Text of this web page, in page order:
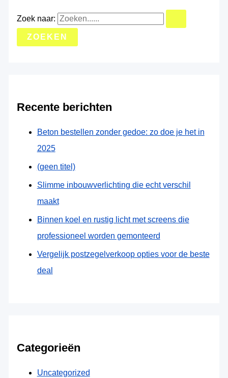
Zoek naar:
Recente berichten
Beton bestellen zonder gedoe: zo doe je het in
2025
(geen titel)
Slimme inbouwverlichting die echt verschil
maakt
Binnen koel en rustig licht met screens die
professioneel worden gemonteerd
Vergelijk postzegelverkoop opties voor de beste
deal
Categorieën
Uncategorized